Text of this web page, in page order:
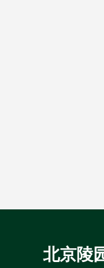
北京陵